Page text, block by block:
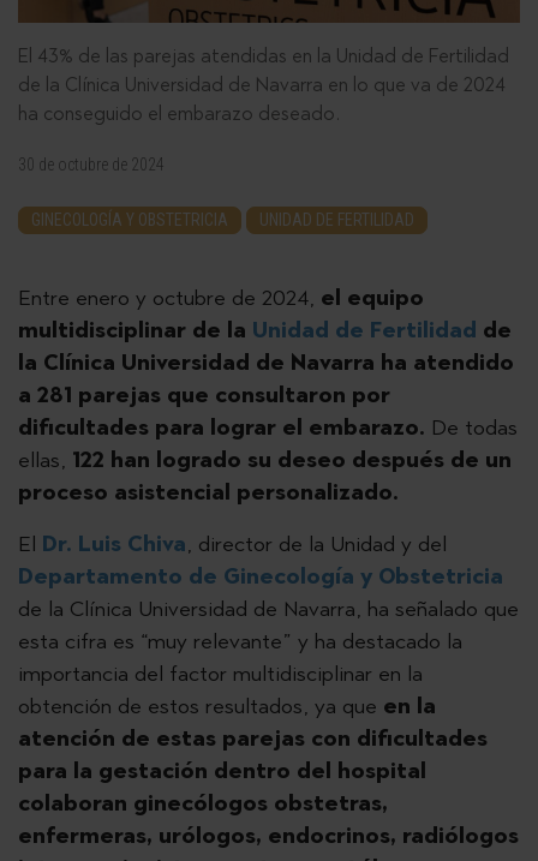
El 43% de las parejas atendidas en la Unidad de Fertilidad
de la Clínica Universidad de Navarra en lo que va de 2024
ha conseguido el embarazo deseado.
30 de octubre de 2024
GINECOLOGÍA Y OBSTETRICIA UNIDAD DE FERTILIDAD
Entre enero y octubre de 2024, el equipo
multidisciplinar de la Unidad de Fertilidad de
la Clínica Universidad de Navarra ha atendido
a 281 parejas que consultaron por
dificultades para lograr el embarazo. De todas
ellas, 122 han logrado su deseo después de un
proceso asistencial personalizado.
El Dr. Luis Chiva, director de la Unidad y del
Departamento de Ginecología y Obstetricia
de la Clínica Universidad de Navarra, ha señalado que
esta cifra es “muy relevante” y ha destacado la
importancia del factor multidisciplinar en la
obtención de estos resultados, ya que en la
atención de estas parejas con dificultades
para la gestación dentro del hospital
colaboran ginecólogos obstetras,
enfermeras, urólogos, endocrinos, radiólogos